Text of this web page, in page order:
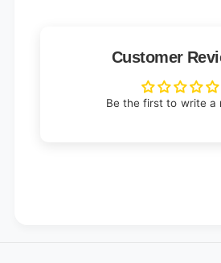
Customer
Be the first to write a